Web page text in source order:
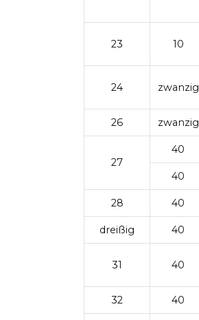
23 10
24 zwanzig
26 zwanzig
27
40
40
28 40
dreißig 40
31 40
32 40